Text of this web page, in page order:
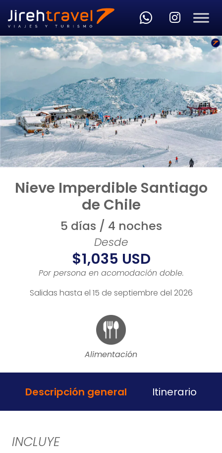
Nieve Imperdible Santiago
de Chile
5 días / 4 noches
Desde
$1,035 USD
Por persona en acomodación doble.
Salidas hasta el 15 de septiembre del 2026
Alimentación
Descripción general Itinerario
INCLUYE